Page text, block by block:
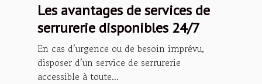
Les avantages de services de
serrurerie disponibles 24/7
En cas d’urgence ou de besoin imprévu,
disposer d’un service de serrurerie
accessible à toute...